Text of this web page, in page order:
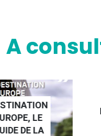
A
LE
DE LA